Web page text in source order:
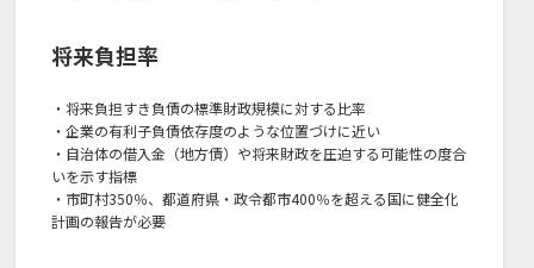
将来負担率
・将来負担すき負債の標準財政規模に対する比率
・企業の有利子負債依存度のような位置づけに近い
・自治体の借入金（地方債）や将来財政を圧迫する可能性の度合
いを示す指標
・市町村350％、都道府県・政令都市400％を超える国に健全化
計画の報告が必要